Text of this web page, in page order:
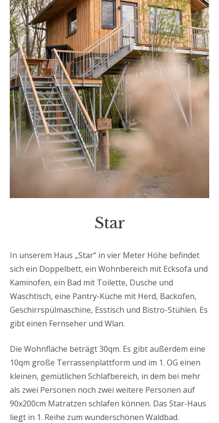
Star
In unserem Haus „Star“ in vier Meter Höhe befindet
sich ein Doppelbett, ein Wohnbereich mit Ecksofa und
Kaminofen, ein Bad mit Toilette, Dusche und
Waschtisch, eine Pantry-Küche mit Herd, Backofen,
Geschirrspülmaschine, Esstisch und Bistro-Stühlen. Es
gibt einen Fernseher und Wlan.
Die Wohnfläche beträgt 30qm. Es gibt außerdem eine
10qm große Terrassenplattform und im 1. OG einen
kleinen, gemütlichen Schlafbereich, in dem bei mehr
als zwei Personen noch zwei weitere Personen auf
90x200cm Matratzen schlafen können. Das Star-Haus
liegt in 1. Reihe zum wunderschönen Waldbad.